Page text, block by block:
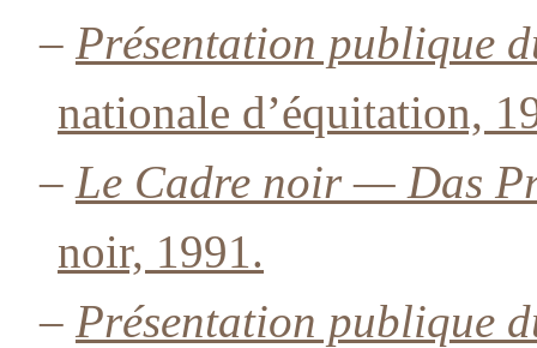
– Présentation publique
nationale d’équitation,
– Le Cadre noir — Das
noir, 1991.
– Présentation publique